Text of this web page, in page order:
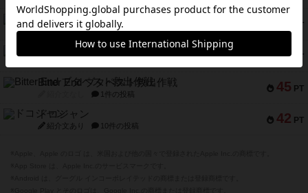
PT
スカルキング
紹介文あり 12件の投稿
45 PT
45 PT
Bitter End ブタペスト救出作戦
1件の投稿
42 PT
ドコジャン
紹介文あり 10件の投稿